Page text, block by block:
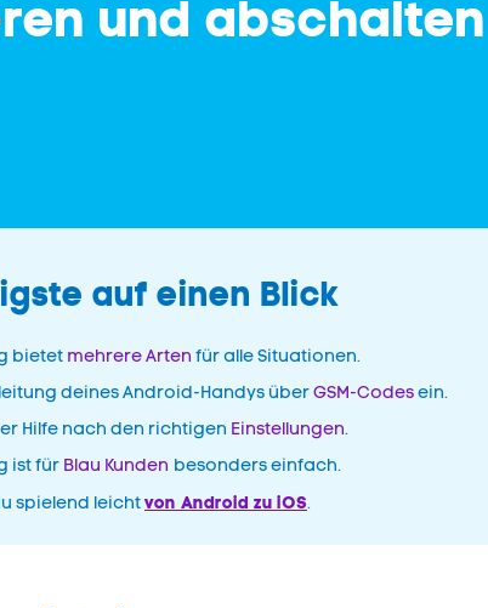
und abschalten
auf einen Blick
bietet mehrere Arten für alle Situationen.
deines Android-Handys überGSM-Codesein.
Hilfe nach den richtigen Einstellungen.
ist für Blau Kunden besonders einfach.
spielend leichtvon Android zu iOS.